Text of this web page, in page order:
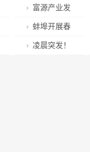
格大幅下降！
富源产业发
展向好 2022年
生产总值预计
蚌埠开展春
节前计量综合
凌晨突发！